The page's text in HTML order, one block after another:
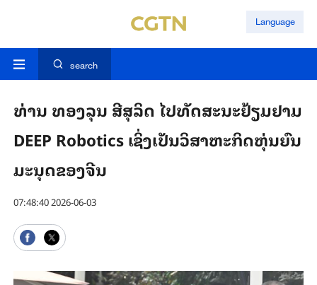
Language
search
ທ່ານ ທອ​ງ​ລຸນ ສີ​ສຸ​ລິດ ໄປ​ທັດ​ສະ​ນະ​ຢ້ຽມ​ຢາມ
DEEP Robotics ​ເຊິ່ງເປັນ​ວິ​ສາ​ຫະ​ກິດ​​ຫຸ່ນ​ຍົນ​
ມະ​ນຸດ​ຂອງ​ຈີນ
07:48:40 2026-06-03